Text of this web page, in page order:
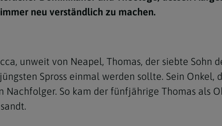
neu verständlich zu machen.
unweit von Neapel, Thomas, der siebte Sohn
Spross einmal werden sollte. Sein
So kam der fünfjährige Thomas als